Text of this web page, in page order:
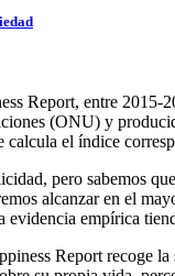
Report, entre 2015-
(ONU) y
calcula el índice
pero sabemos
alcanzar en el
evidencia empírica
Report recoge